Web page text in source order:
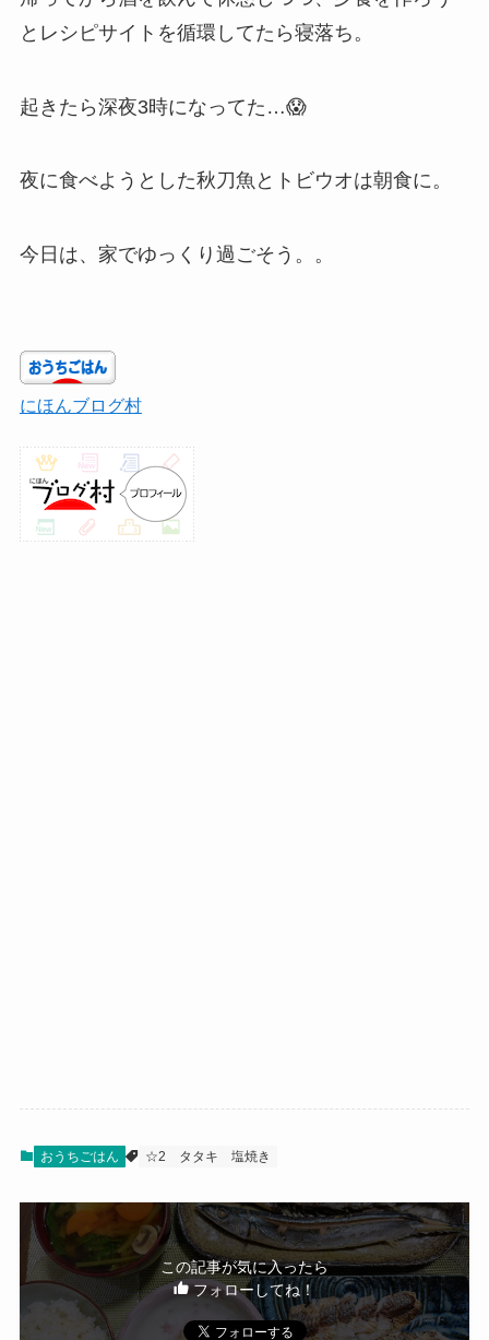
とレシピサイトを循環してたら寝落ち。
起きたら深夜3時になってた…😱
夜に食べようとした秋刀魚とトビウオは朝食に。
今日は、家でゆっくり過ごそう。。
にほんブログ村
おうちごはん ☆2 タタキ 塩焼き
この記事が気に入ったら
フォローしてね！